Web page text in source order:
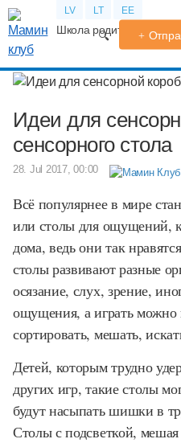
LV LT EE
Школа родителей
Идеи для
сенсорного стола
28. Jul 2017, 00:00
Всё популярнее в мире
или столы для ощущений,
дома, ведь они так
столы развивают разные
осязание, слух, зрение,
ощущения, а играть можно
сортировать, мешать,
Детей, которым трудно
других игр, такие столы
будут насыпать шишки в
Столы с подсветкой,